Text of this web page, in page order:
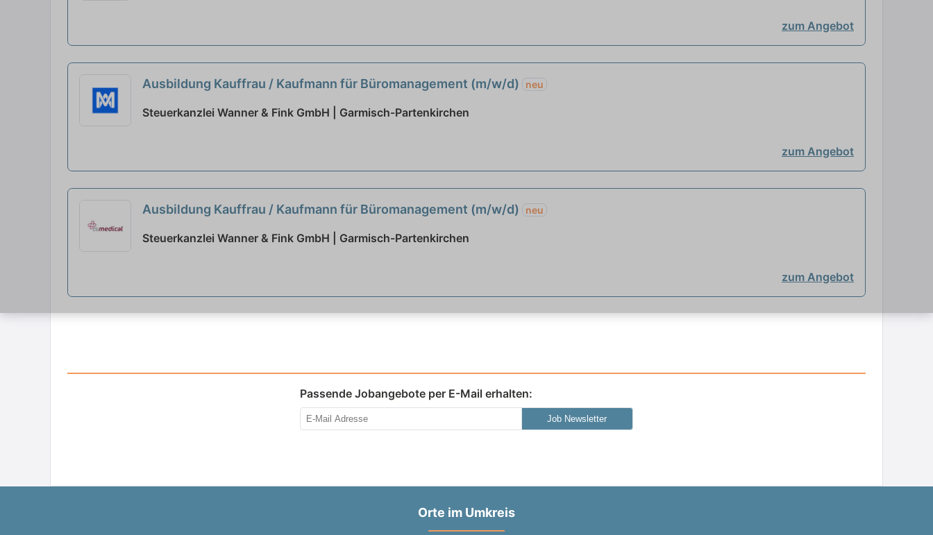
zum Angebot
Ausbildung Kauffrau / Kaufmann für Büromanagement (m/w/d) neu
Steuerkanzlei Wanner & Fink GmbH | Garmisch-Partenkirchen
zum Angebot
Ausbildung Kauffrau / Kaufmann für Büromanagement (m/w/d) neu
Steuerkanzlei Wanner & Fink GmbH | Garmisch-Partenkirchen
zum Angebot
Passende Jobangebote per E-Mail erhalten:
Job Newsletter
Orte im Umkreis